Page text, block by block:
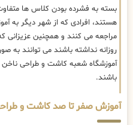
بسته به فشرده بودن کلاس ها
هستند، افرادی که از شهر دیگر به
مراجعه می کنند و همچنین عزیزانی
روزانه نداشته باشند می توانند
آموزشگاه شعبه کاشت و طراحی
باشند.
آموزش صفر تا صد کاشت و